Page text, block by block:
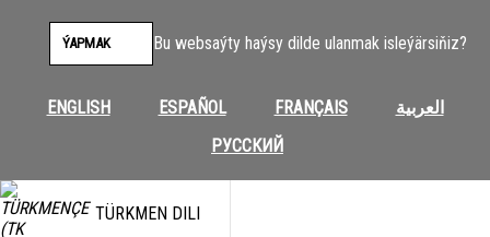
Bu websaýty haýsy dilde ulanmak isleýärsiňiz?
ENGLISH ESPAÑOL FRANÇAIS
العربية
РУССКИЙ
ÝAPMAK
TÜRKMEN DILI